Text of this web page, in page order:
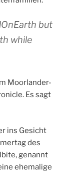
but
while
Moorlander-
Es sagt
ins Gesicht
des
genannt
ehemalige